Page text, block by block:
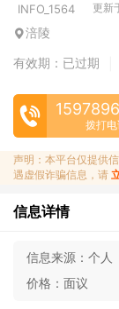
INFO_1564 更新
涪陵
有效期：已过期
拨打
声明：本平台仅提供
遇虚假诈骗信息，请
信息详情
信息来源： 个人
价格： 面议